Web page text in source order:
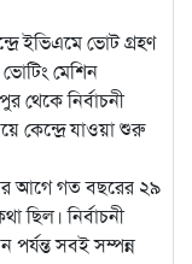
ইভিএমে ভোট গ্রহণ
মেশিন
থেকে নির্বাচনী
কেন্দ্রে যাওয়া শুরু
আগে গত বছরের ২৯
ছিল। নির্বাচনী
সবই সম্পন্ন